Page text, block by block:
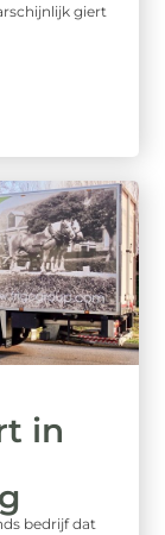
giert
in
bedrijf dat